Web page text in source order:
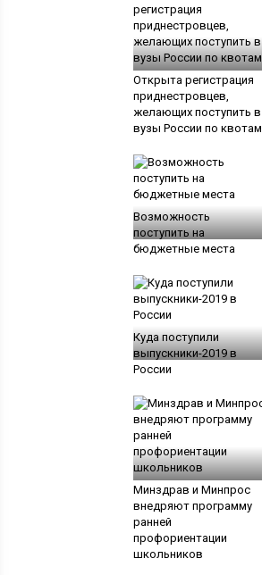
Открыта регистрация
приднестровцев,
желающих поступить в
вузы России по квотам
Возможность
поступить на
бюджетные места
Куда поступили
выпускники-2019 в
России
Минздрав и Минпрос
внедряют программу
ранней
профориентации
школьников